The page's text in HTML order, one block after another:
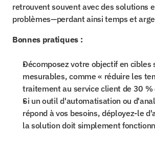
retrouvent souvent avec des solutions
problèmes—perdant ainsi temps et
Bonnes pratiques :
Décomposez votre objectif en cibles
mesurables, comme « réduire les
traitement au service client de 30 %
Si un outil d'automatisation ou
répond à vos besoins, déployez-le
la solution doit simplement